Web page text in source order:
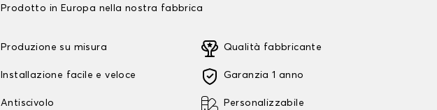
Prodotto in Europa nella nostra fabbrica
Produzione su misura
Installazione facile e veloce
Antiscivolo
Qualità fabbricante
Garanzia 1 anno
Personalizzabile